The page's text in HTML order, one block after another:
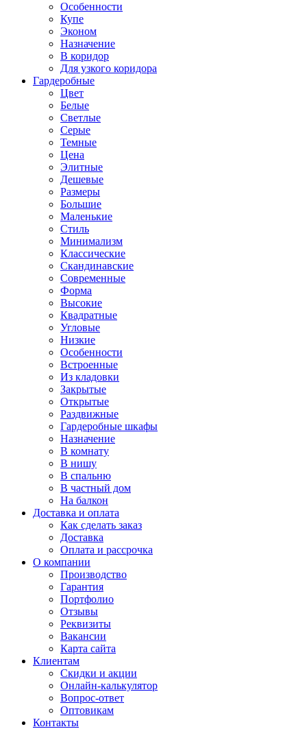
Особенности
Купе
Эконом
Назначение
В коридор
Для узкого коридора
Гардеробные
Цвет
Белые
Светлые
Серые
Темные
Цена
Элитные
Дешевые
Размеры
Большие
Маленькие
Стиль
Минимализм
Классические
Скандинавские
Современные
Форма
Высокие
Квадратные
Угловые
Низкие
Особенности
Встроенные
Из кладовки
Закрытые
Открытые
Раздвижные
Гардеробные шкафы
Назначение
В комнату
В нишу
В спальню
В частный дом
На балкон
Доставка и оплата
Как сделать заказ
Доставка
Оплата и рассрочка
О компании
Производство
Гарантия
Портфолио
Отзывы
Реквизиты
Вакансии
Карта сайта
Клиентам
Скидки и акции
Онлайн-калькулятор
Вопрос-ответ
Оптовикам
Контакты